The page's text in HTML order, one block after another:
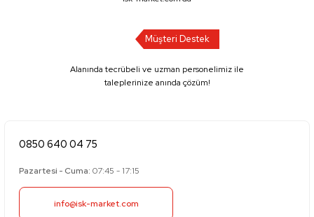
Müşteri Destek
Alanında tecrübeli ve uzman personelimiz ile
taleplerinize anında çözüm!
0850 640 04 75
Pazartesi - Cuma: 07:45 - 17:15
info@isk-market.com